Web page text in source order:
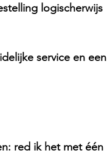
logischerwijs
service en een
red ik het met één